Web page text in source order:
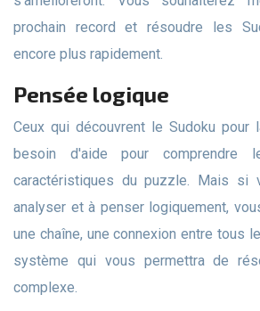
prochain record et résoudre les
encore plus rapidement.
Pensée logique
Ceux qui découvrent le Sudoku pour la première fois ont
besoin d'aide pour
caractéristiques du puzzle. Mais si
analyser et à penser logiquement,
une chaîne, une connexion entre tous
système qui vous permettra de
complexe.